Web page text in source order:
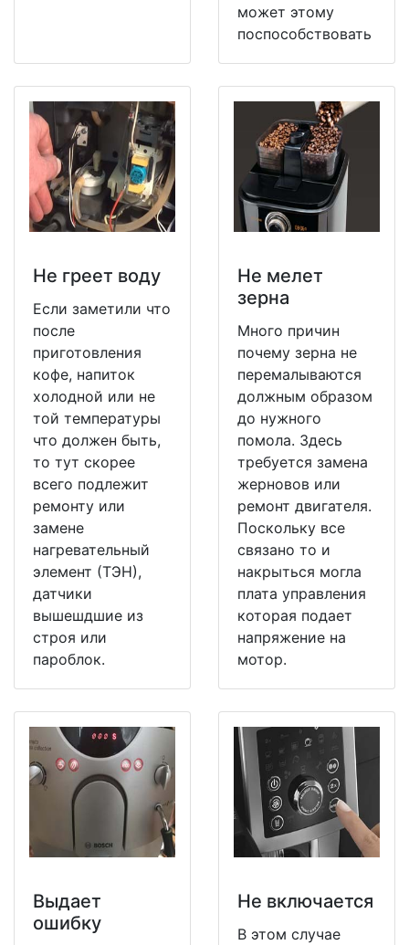
может этому
поспособствовать
Не греет воду
Если заметили что
после
приготовления
кофе, напиток
холодной или не
той температуры
что должен быть,
то тут скорее
всего подлежит
ремонту или
замене
нагревательный
элемент (ТЭН),
датчики
вышешдшие из
строя или
пароблок.
Не мeлет
зерна
Много причин
почему зерна не
перемалываются
должным образом
до нужного
помола. Здесь
требуется замена
жерновов или
ремонт двигателя.
Поскольку все
связано то и
накрыться могла
плата управления
которая подает
напряжение на
мотор.
Выдает
ошибку
Не включается
В этом случае